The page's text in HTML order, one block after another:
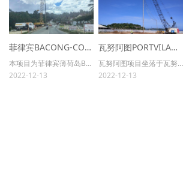
ꄷ 安全生产
科技研发
ꄷ 专利科研
菲律宾BACONG-CORTESBRIDGE地基处理工程
本项目为菲律宾薄荷岛BACONG桥道路改造扩展项目，原两车道改造为四车道，为薄荷岛主道路。于2018年11月7日开工，2019年2月18日完工。
2022-12-13
瓦努阿图PORTVILA购物中心振冲挤密地基处理工程
瓦努阿图项目坐落于瓦努阿图维拉港市中心，该购物中心建成后将是瓦努阿图首都维拉港最大的商场。于2018年5月10日开工，目前在建。
2022-12-13